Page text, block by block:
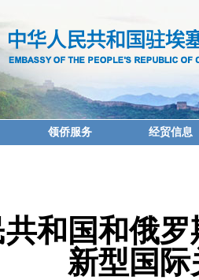
领侨服务 经贸信息
和国和俄
新型国